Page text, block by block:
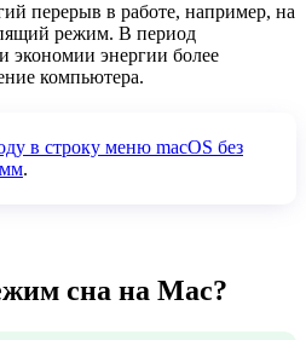
перерыв в работе, например, на
режим. В период
экономии энергии более
компьютера.
в строку меню macOS без
.
сна на Mac?